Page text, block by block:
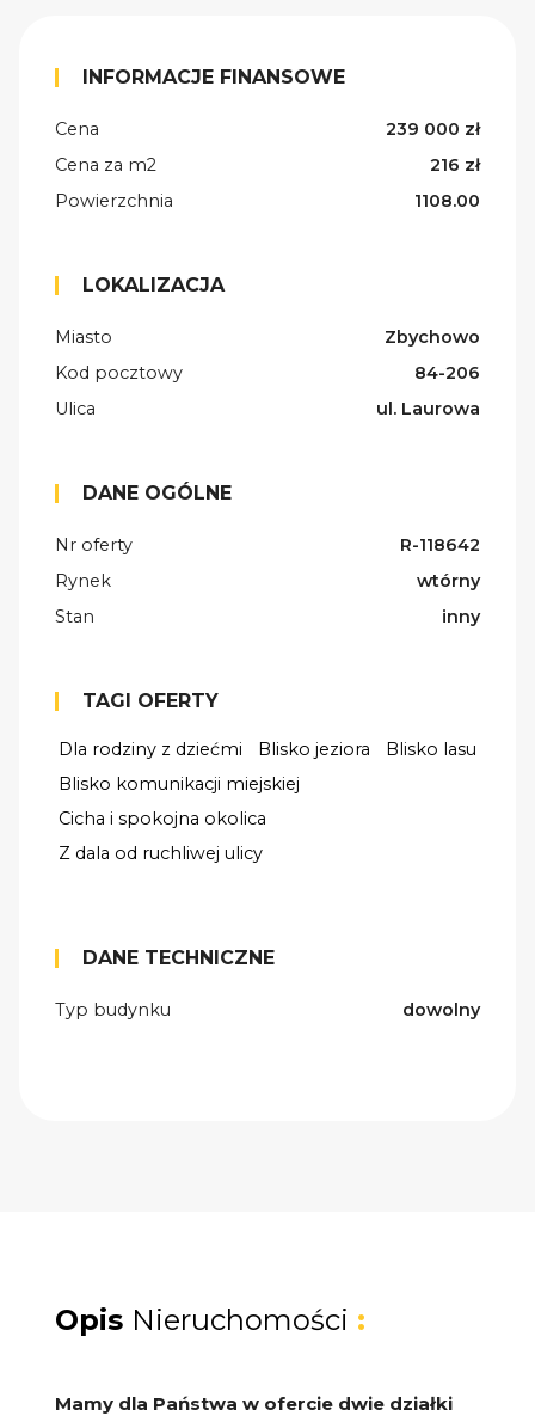
INFORMACJE FINANSOWE
Cena
239 000 zł
Cena za m2
216 zł
Powierzchnia
1108.00
LOKALIZACJA
Miasto
Zbychowo
Kod pocztowy
84-206
Ulica
ul. Laurowa
DANE OGÓLNE
Nr oferty
R-118642
Rynek
wtórny
Stan
inny
TAGI OFERTY
Dla rodziny z dziećmi Blisko jeziora
Blisko lasu
Blisko komunikacji miejskiej
Cicha i spokojna okolica
Z dala od ruchliwej ulicy
DANE TECHNICZNE
Typ budynku dowolny
Opis Nieruchomości :
Mamy dla Państwa w ofercie dwie działki